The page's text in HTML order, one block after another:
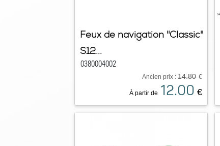
Feux de navigation ''Classic''
S12...
0380004002
Ancien prix :14.80 €
À partir de 12.00 €